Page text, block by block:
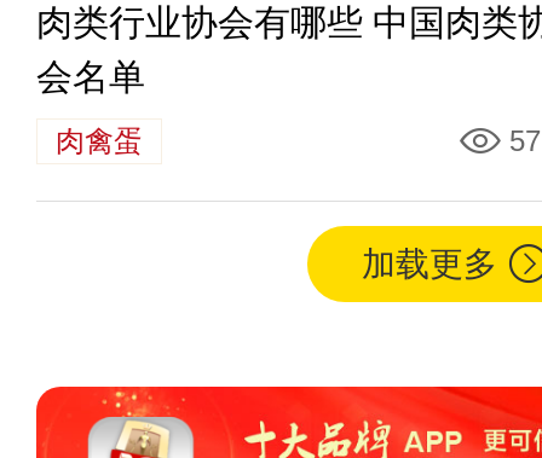
肉类行业协会有哪些 中国肉类
会名单
肉禽蛋
加载更多